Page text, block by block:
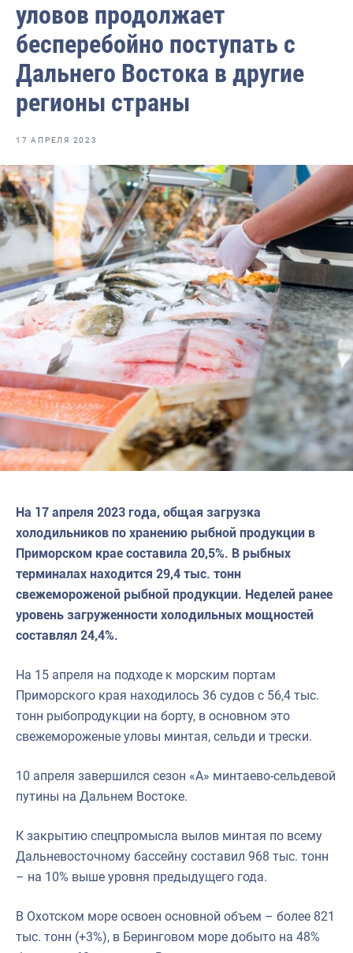
Отраслевые СМИ
Выставки и конференции
Научно-практическая литература
Рыбоохрана России
Большая африканская экспедиция
Укрепление духовно-нравственных ценностей
События в России и мире
уловов продолжает
бесперебойно поступать с
Дальнего Востока в другие
регионы страны
17 АПРЕЛЯ 2023
На 17 апреля 2023 года, общая загрузка
холодильников по хранению рыбной продукции в
Приморском крае составила 20,5%. В рыбных
терминалах находится 29,4 тыс. тонн
свежемороженой рыбной продукции. Неделей ранее
уровень загруженности холодильных мощностей
составлял 24,4%.
На 15 апреля на подходе к морским портам
Приморского края находилось 36 судов с 56,4 тыс.
тонн рыбопродукции на борту, в основном это
свежемороженые уловы минтая, сельди и трески.
10 апреля завершился сезон «А» минтаево-сельдевой
путины на Дальнем Востоке.
К закрытию спецпромысла вылов минтая по всему
Дальневосточному бассейну составил 968 тыс. тонн
– на 10% выше уровня предыдущего года.
В Охотском море освоен основной объем – более 821
тыс. тонн (+3%), в Беринговом море добыто на 48%